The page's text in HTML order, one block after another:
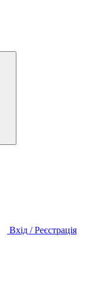
Вхід / Реєстрація